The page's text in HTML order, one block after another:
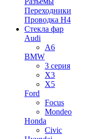
Переходники
Проводка H4
Стекла фар
Audi
A6
BMW
3 серия
X3
X5
Ford
Focus
Mondeo
Honda
Civic